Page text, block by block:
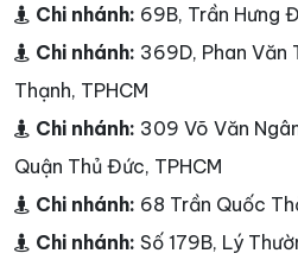
Chi nhánh: 69B, Trần Hưng
Chi nhánh: 369D, Phan Văn
Thạnh, TPHCM
Chi nhánh: 309 Võ Văn
Quận Thủ Đức, TPHCM
Chi nhánh: 68 Trần Quốc
Chi nhánh: Số 179B, Lý